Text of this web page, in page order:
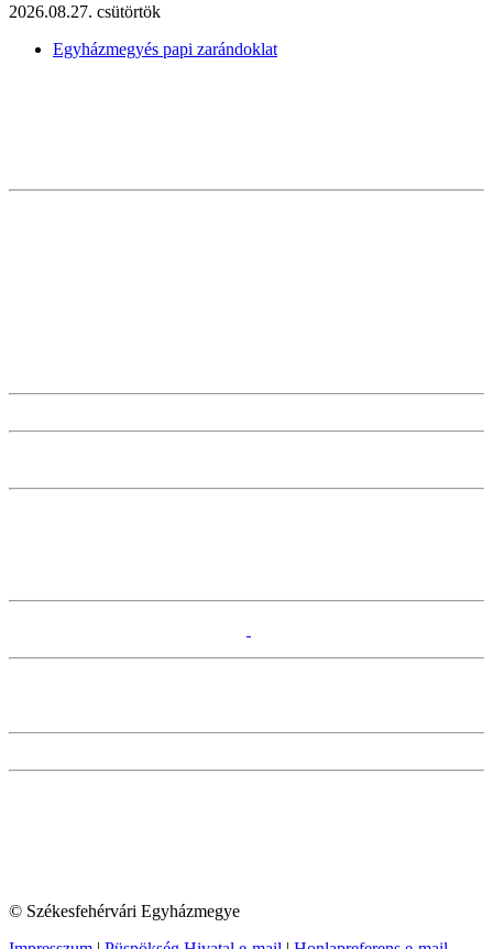
2026.08.27. csütörtök
Egyházmegyés papi zarándoklat
© Székesfehérvári Egyházmegye